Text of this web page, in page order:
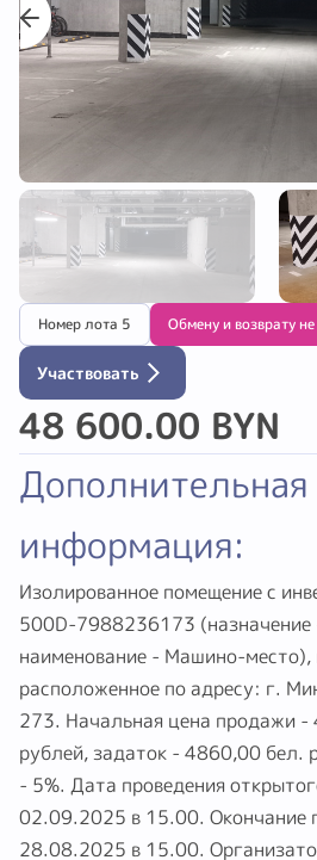
Номер лота 5 Обмену и возврату
Участвовать
48 600.00 BYN
Дополнительная
информация:
Изолированное помещение с
500D-7988236173
наименование - Машино-
расположенное по адресу: г.
273. Начальная цена продажи -
рублей, задаток - 4860,00 бел.
- 5%. Дата проведения
02.09.2025 в 15.00. Окончание
28.08.2025 в 15.00.